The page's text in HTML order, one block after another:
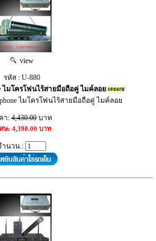
view
รหัส : U-880
ไมโครโฟนไร้สายมือถือคู่ ไมค์ลอย
ไมโครโฟนไร้สายมือถือคู่ ไมค์ลอย
า: 4,430.00 บาท
ษ: 4,390.00 บาท
ำนวน :